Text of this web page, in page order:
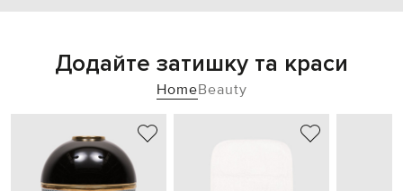
Додайте затишку та краси
HomeBeauty